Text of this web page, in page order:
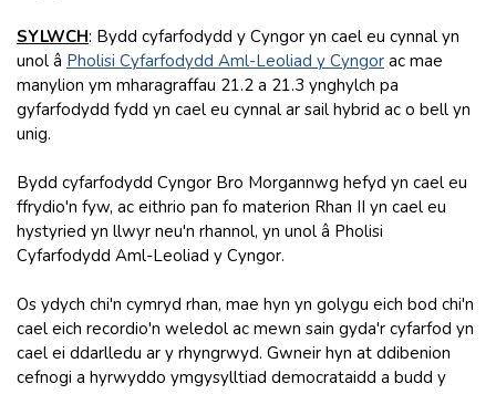
SYLWCH: Bydd cyfarfodydd y Cyngor yn cael eu cynnal yn
unol â Pholisi Cyfarfodydd Aml-Leoliad y Cyngor ac mae
manylion ym mharagraffau 21.2 a 21.3 ynghylch pa
gyfarfodydd fydd yn cael eu cynnal ar sail hybrid ac o bell yn
unig.
Bydd cyfarfodydd Cyngor Bro Morgannwg hefyd yn cael eu
ffrydio'n fyw, ac eithrio pan fo materion Rhan II yn cael eu
hystyried yn llwyr neu'n rhannol, yn unol â Pholisi
Cyfarfodydd Aml-Leoliad y Cyngor.
Os ydych chi'n cymryd rhan, mae hyn yn golygu eich bod chi'n
cael eich recordio'n weledol ac mewn sain gyda'r cyfarfod yn
cael ei ddarlledu ar y rhyngrwyd. Gwneir hyn at ddibenion
cefnogi a hyrwyddo ymgysylltiad democrataidd a budd y